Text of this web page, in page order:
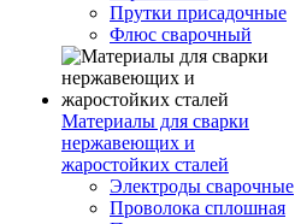
Прутки присадочные
Флюс сварочный
Материалы для сварки
нержавеющих и
жаростойких сталей
Электроды сварочные
Проволока сплошная